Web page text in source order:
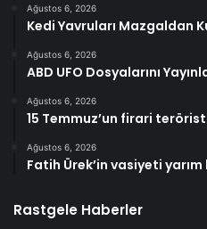
Ağustos 6, 2026
Kedi Yavruları Mazgaldan
Ağustos 6, 2026
ABD UFO Dosyalarını
Ağustos 6, 2026
15 Temmuz’un firari
Ağustos 6, 2026
Fatih Ürek’in vasiyeti yarım
Rastgele Haberler